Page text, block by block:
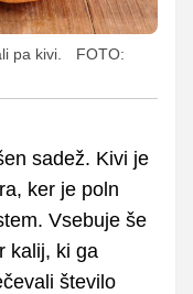
pa kivi.
FOTO:
sadež. Kivi je
ker je poln
Vsebuje še
kalij, ki ga
število